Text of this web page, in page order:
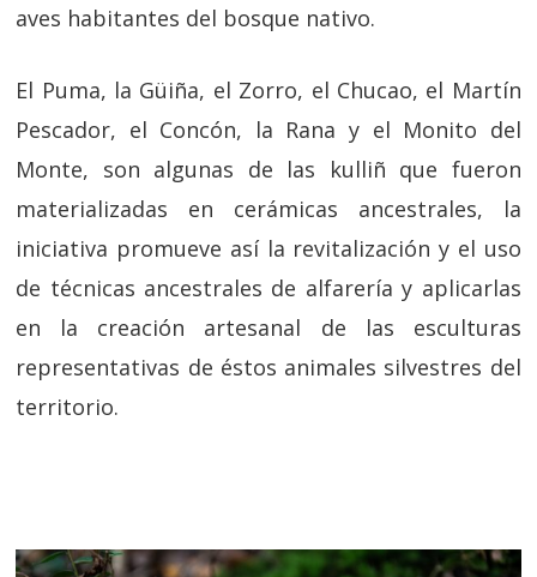
aves habitantes del bosque nativo.
El Puma, la Güiña, el Zorro, el Chucao, el Martín
Pescador, el Concón, la Rana y el Monito del
Monte, son algunas de las kulliñ que fueron
materializadas en cerámicas ancestrales, la
iniciativa promueve así la revitalización y el uso
de técnicas ancestrales de alfarería y aplicarlas
en la creación artesanal de las esculturas
representativas de éstos animales silvestres del
territorio.